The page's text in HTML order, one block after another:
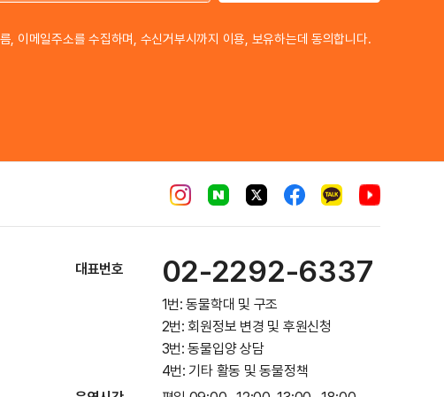
, 이메일주소를 수집하며, 수신거부시까지 이용, 보유하는데 동의합니다.
대표번호 02-2292-6337
1번: 동물학대 및 구조
2번: 회원정보 변경 및 후원신청
3번: 동물입양 상담
4번: 기타 활동 및 동물정책